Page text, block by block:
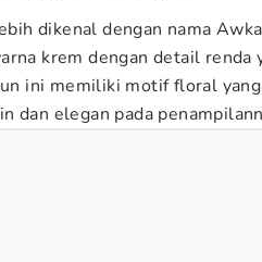
dikenal dengan nama
krem dengan detail renda
ini memiliki motif floral
dan elegan pada